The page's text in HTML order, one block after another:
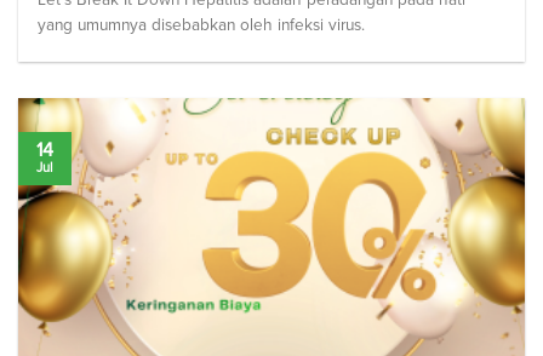
yang umumnya disebabkan oleh infeksi virus.
14
Jul